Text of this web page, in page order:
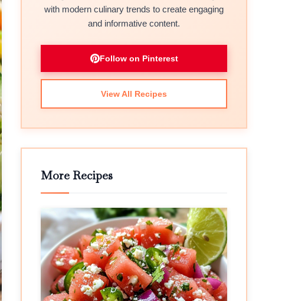
with modern culinary trends to create engaging
and informative content.
Follow on Pinterest
View All Recipes
More Recipes